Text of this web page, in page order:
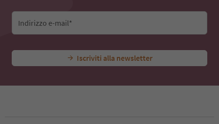
Indirizzo e-mail*
Iscriviti alla newsletter